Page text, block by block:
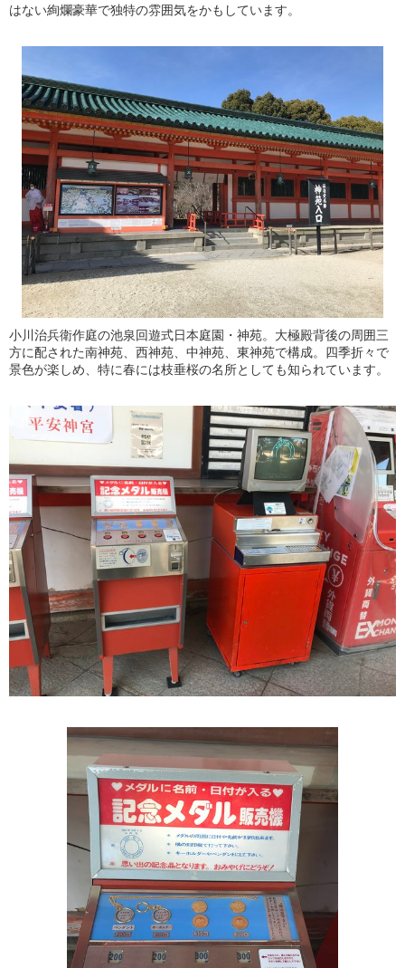
はない絢爛豪華で独特の雰囲気をかもしています。
小川治兵衛作庭の池泉回遊式日本庭園・神苑。大極殿背後の周囲三
方に配された南神苑、西神苑、中神苑、東神苑で構成。四季折々で
景色が楽しめ、特に春には枝垂桜の名所としても知られています。